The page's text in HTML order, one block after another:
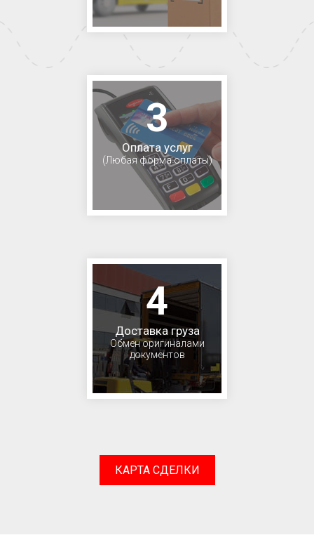
3
Оплата услуг
(Любая форма оплаты)
4
Доставка груза
Обмен оригиналами
документов
КАРТА СДЕЛКИ